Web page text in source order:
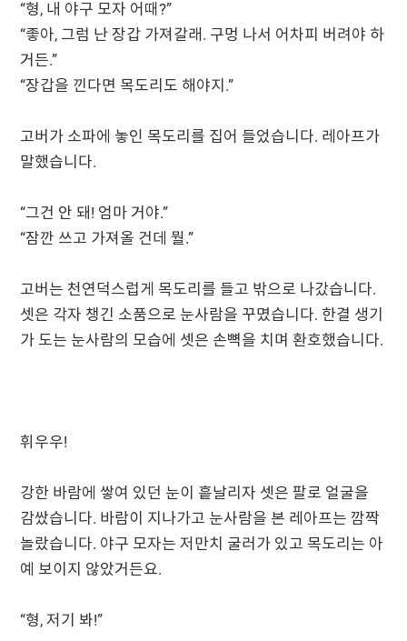
“형, 내 야구 모자 어때?”
“좋아, 그럼 난 장갑 가져갈래. 구멍 나서 어차피 버려야 하
거든.”
“장갑을 낀다면 목도리도 해야지.”
고버가 소파에 놓인 목도리를 집어 들었습니다. 레아프가
말했습니다.
“그건 안 돼! 엄마 거야.”
“잠깐 쓰고 가져올 건데 뭘.”
고버는 천연덕스럽게 목도리를 들고 밖으로 나갔습니다.
셋은 각자 챙긴 소품으로 눈사람을 꾸몄습니다. 한결 생기
가 도는 눈사람의 모습에 셋은 손뼉을 치며 환호했습니다.
휘우우!
강한 바람에 쌓여 있던 눈이 흩날리자 셋은 팔로 얼굴을
감쌌습니다. 바람이 지나가고 눈사람을 본 레아프는 깜짝
놀랐습니다. 야구 모자는 저만치 굴러가 있고 목도리는 아
예 보이지 않았거든요.
“형, 저기 봐!”